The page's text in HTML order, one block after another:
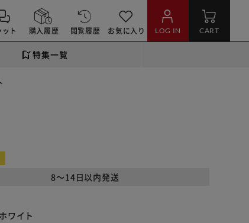
ット 購入履歴 閲覧履歴 お気に入り LOG IN CART
特集一覧
8～14日以内発送
ホワイト